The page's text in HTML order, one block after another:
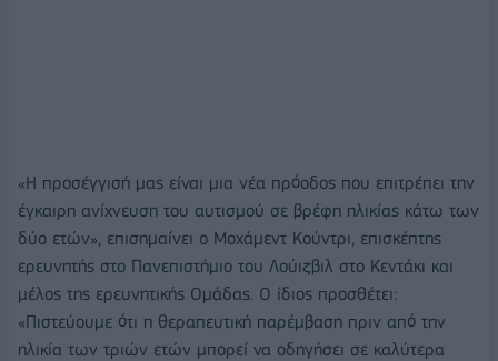
«Η προσέγγισή μας είναι μια νέα πρόοδος που επιτρέπει την
έγκαιρη ανίχνευση του αυτισμού σε βρέφη ηλικίας κάτω των
δύο ετών», επισημαίνει ο Μοχάμεντ Κούντρι, επισκέπτης
ερευνητής στο Πανεπιστήμιο του Λούιζβιλ στο Κεντάκι και
μέλος της ερευνητικής Ομάδας. Ο ίδιος προσθέτει:
«Πιστεύουμε ότι η θεραπευτική παρέμβαση πριν από την
ηλικία των τριών ετών μπορεί να οδηγήσει σε καλύτερα